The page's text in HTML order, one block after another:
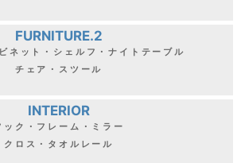
FURNITURE.2
ネット・シェルフ・ナイトテーブル
チェア・スツール
INTERIOR
ック・フレーム・ミラー
クロス・タオルレール